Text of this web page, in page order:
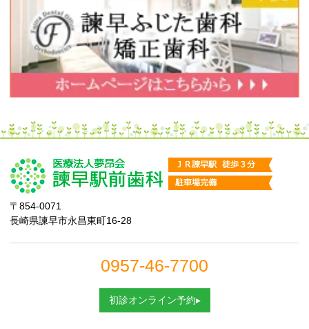
〒854-0071
長崎県諫早市永昌東町16-28
0957-46-7700
初診オンライン予約▸